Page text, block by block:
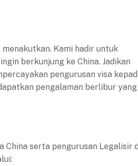
menakutkan. Kami hadir untuk
berkunjung ke China. Jadikan
pengurusan visa
pengalaman berlibur yang
China serta pengurusan Legalisir